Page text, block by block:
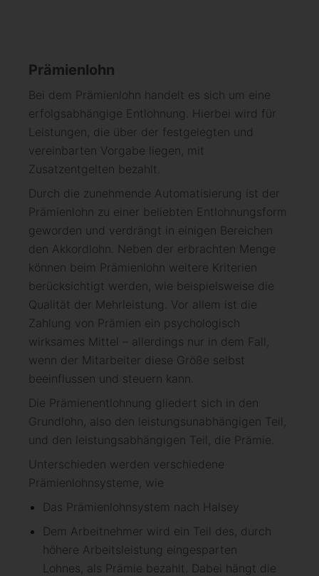
Prämienlohn
Bei dem Prämienlohn handelt es sich um eine
erfolgsabhängige Entlohnung. Hierbei wird für
Leistungen, die über der festgelegten und
vereinbarten Vorgabe liegen, mit
Zusatzentgelten bezahlt.
Durch die zunehmende Automatisierung ist der
Prämienlohn zu einer beliebten Entlohnungsform
geworden und verdrängt in einigen Bereichen
den Akkordlohn. Neben der erbrachten Menge
können beim Prämienlohn weitere Kriterien
berücksichtigt werden, wie beispielsweise die
Qualität der Mehrleistung. Vor allem ist die
Zahlung von Prämien ein psychologisch
wirksames Mittel – allerdings nur in dem Fall,
wenn der Mitarbeiter diese Größe selbst
beeinflussen und steuern kann.
Die Prämienentlohnung gliedert sich in den
Grundlohn, also den leistungsunabhängigen Teil,
und den leistungsabhängigen Teil, die Prämie.
Unterschieden werden verschiedene
Prämienlohnsysteme, wie
Das Prämienlohnsystem nach Halsey
Dem Arbeitnehmer wird ein Teil des, durch
höhere Arbeitsleistung eingesparten
Lohnes, als Prämie bezahlt. Dabei hängt die